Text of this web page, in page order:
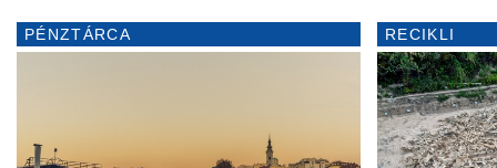
PÉNZTÁRCA RECIKLI